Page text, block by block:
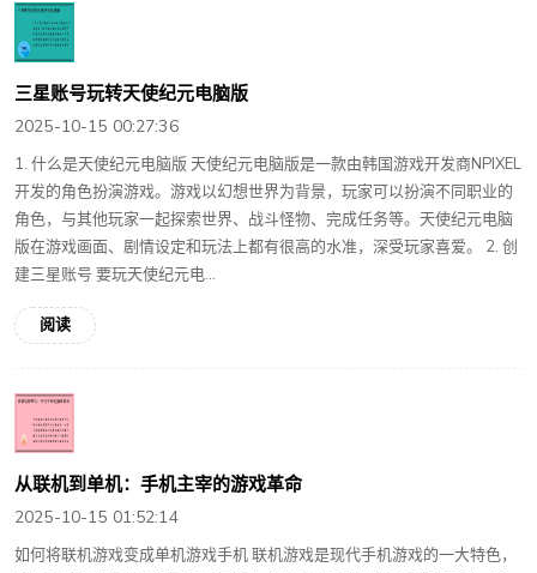
三星账号玩转天使纪元电脑版
2025-10-15 00:27:36
1. 什么是天使纪元电脑版 天使纪元电脑版是一款由韩国游戏开发商NPIXEL
开发的角色扮演游戏。游戏以幻想世界为背景，玩家可以扮演不同职业的
角色，与其他玩家一起探索世界、战斗怪物、完成任务等。天使纪元电脑
版在游戏画面、剧情设定和玩法上都有很高的水准，深受玩家喜爱。 2. 创
建三星账号 要玩天使纪元电...
阅读
从联机到单机：手机主宰的游戏革命
2025-10-15 01:52:14
如何将联机游戏变成单机游戏手机 联机游戏是现代手机游戏的一大特色，